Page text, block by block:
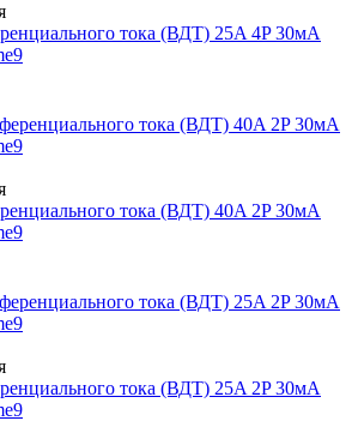
тока (ВДТ) 25A 4P 30мА
тока (ВДТ) 40A 2P 30мА
тока (ВДТ) 25A 2P 30мА